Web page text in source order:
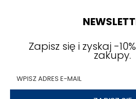
Przekonaj się, jak małe
Ładowarka i kabel
Galaxy M16
Zapisz się i zyskaj -
zakupy.